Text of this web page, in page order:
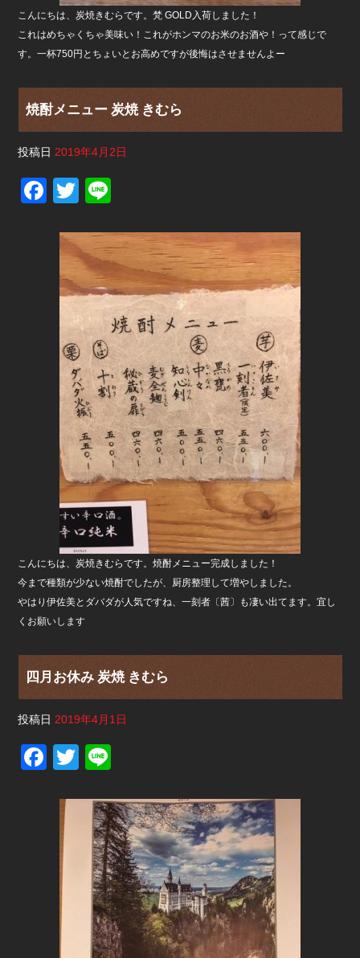
こんにちは、炭焼きむらです。梵 GOLD入荷しました！
これはめちゃくちゃ美味い！これがホンマのお米のお酒や！って感じで
す。一杯750円とちょいとお高めですが後悔はさせませんよー
焼酎メニュー 炭焼 きむら
投稿日 2019年4月2日
F
c
e
b
T
tt
er
e
こんにちは、炭焼きむらです。焼酎メニュー完成しました！
今まで種類が少ない焼酎でしたが、厨房整理して増やしました。
やはり伊佐美とダバダが人気ですね、一刻者〔茜〕も凄い出てます。宜し
くお願いします
四月お休み 炭焼 きむら
投稿日 2019年4月1日
F
c
o
T
tt
er
e